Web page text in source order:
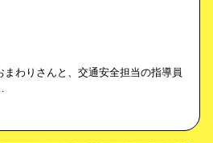
まわりさんと、交通安全担当の指導員